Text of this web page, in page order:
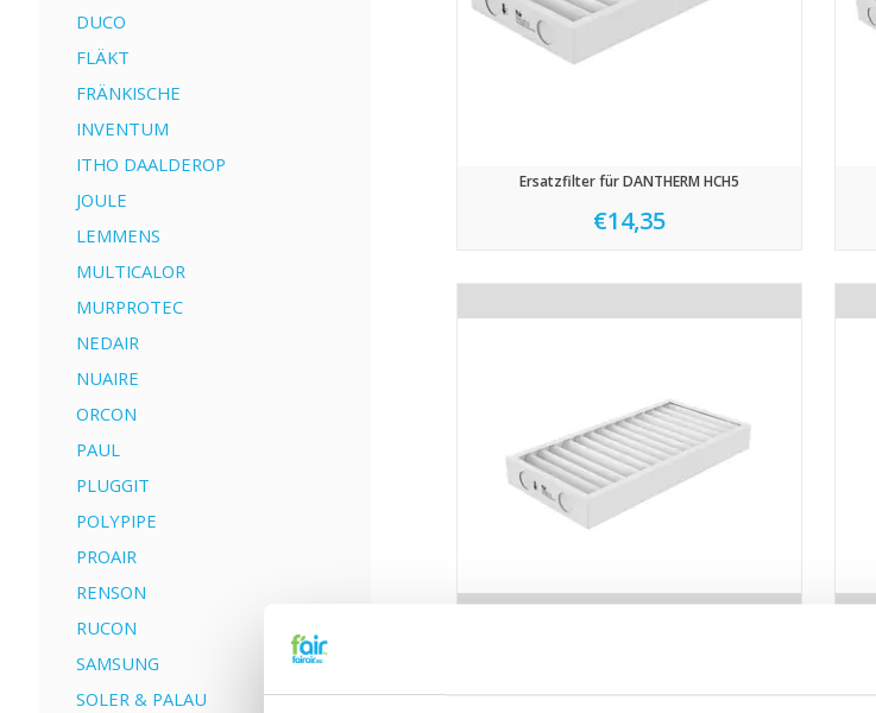
DUCO
FLÄKT
FRÄNKISCHE
INVENTUM
ITHO DAALDEROP
JOULE
LEMMENS
MULTICALOR
MURPROTEC
NEDAIR
NUAIRE
ORCON
PAUL
PLUGGIT
POLYPIPE
PROAIR
RENSON
RUCON
SAMSUNG
SOLER & PALAU
Ersatzfilter für DANTHERM HCH5
€14,35